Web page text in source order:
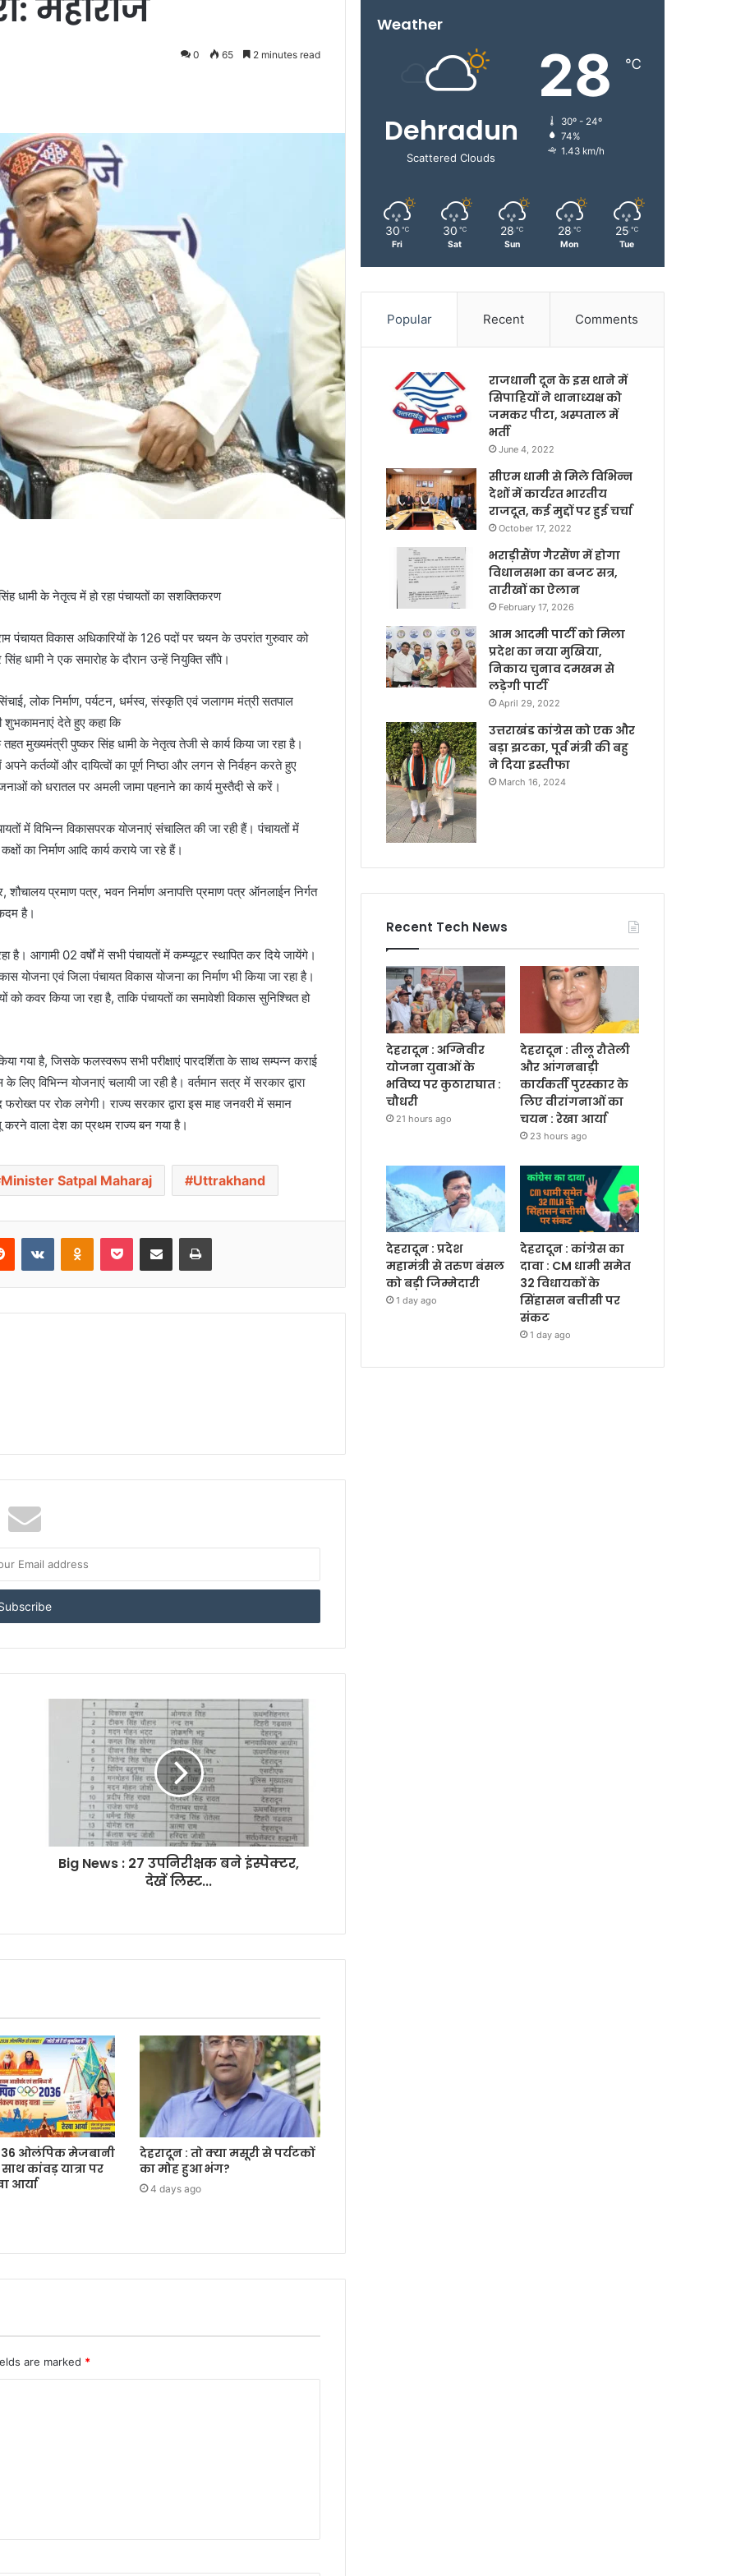
महाराज
0 65 2 minutes read
धामी के नेतृत्व में हो रहा पंचायतों का सशक्तिकरण
विकास अधिकारियों के 126 पदों पर चयन के उपरांत गुरुवार को
धामी ने एक समारोह के दौरान उन्हें नियुक्ति सौंपे।
लोक निर्माण, पर्यटन, धर्मस्व, संस्कृति एवं जलागम मंत्री सतपाल
शुभकामनाएं देते हुए कहा कि
मुख्यमंत्री पुष्कर सिंह धामी के नेतृत्व तेजी से कार्य किया जा रहा है।
कर्तव्यों और दायित्वों का पूर्ण निष्ठा और लगन से निर्वहन करते हुए
को धरातल पर अमली जामा पहनाने का कार्य मुस्तैदी से करें।
में विभिन्न विकासपरक योजनाएं संचालित की जा रही हैं। पंचायतों में
का निर्माण आदि कार्य कराये जा रहे हैं।
शौचालय प्रमाण पत्र, भवन निर्माण अनापत्ति प्रमाण पत्र ऑनलाईन निर्गत
है।
है। आगामी 02 वर्षों में सभी पंचायतों में कम्प्यूटर स्थापित कर दिये जायेंगे।
योजना एवं जिला पंचायत विकास योजना का निर्माण भी किया जा रहा है।
कवर किया जा रहा है, ताकि पंचायतों का समावेशी विकास सुनिश्चित हो
गया है, जिसके फलस्वरूप सभी परीक्षाएं पारदर्शिता के साथ सम्पन्न कराई
विभिन्न योजनाएं चलायी जा रही है। वर्तमान सत्र में सरकार द्वारा
पर रोक लगेगी। राज्य सरकार द्वारा इस माह जनवरी में समान
करने वाला देश का प्रथम राज्य बन गया है।
Minister Satpal Maharaj Uttrakhand
Big News : 27 उपनिरीक्षक बने इंस्पेक्टर,
देखें लिस्ट...
ओलंपिक मेजबानी
कांवड़ यात्रा पर
आर्या
देहरादून : तो क्या मसूरी से पर्यटकों
का मोह हुआ भंग?
4 days ago
are marked *
Weather
Dehradun
Scattered Clouds
28 ℃
30º - 24º
74%
1.43 km/h
30 ℃
Fri
30 ℃
Sat
28 ℃
Sun
28 ℃
Mon
25 ℃
Tue
Popular Recent Comments
राजधानी दून के इस थाने में
सिपाहियों ने थानाध्यक्ष को
जमकर पीटा, अस्पताल में
भर्ती
June 4, 2022
सीएम धामी से मिले विभिन्न
देशों में कार्यरत भारतीय
राजदूत, कई मुद्दों पर हुई चर्चा
October 17, 2022
भराड़ीसैंण गैरसैंण में होगा
विधानसभा का बजट सत्र,
तारीखों का ऐलान
February 17, 2026
आम आदमी पार्टी को मिला
प्रदेश का नया मुखिया,
निकाय चुनाव दमखम से
लड़ेगी पार्टी
April 29, 2022
उत्तराखंड कांग्रेस को एक और
बड़ा झटका, पूर्व मंत्री की बहु
ने दिया इस्तीफा
March 16, 2024
Recent Tech News
देहरादून : अग्निवीर
योजना युवाओं के
भविष्य पर कुठाराघात :
चौधरी
21 hours ago
देहरादून : तीलू रौतेली
और आंगनबाड़ी
कार्यकर्ती पुरस्कार के
लिए वीरांगनाओं का
चयन : रेखा आर्या
23 hours ago
देहरादून : प्रदेश
महामंत्री से तरुण बंसल
को बड़ी जिम्मेदारी
1 day ago
देहरादून : कांग्रेस का
दावा : CM धामी समेत
32 विधायकों के
सिंहासन बत्तीसी पर
संकट
1 day ago